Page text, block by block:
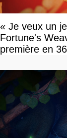
« Je veux un
Fortune's
première en